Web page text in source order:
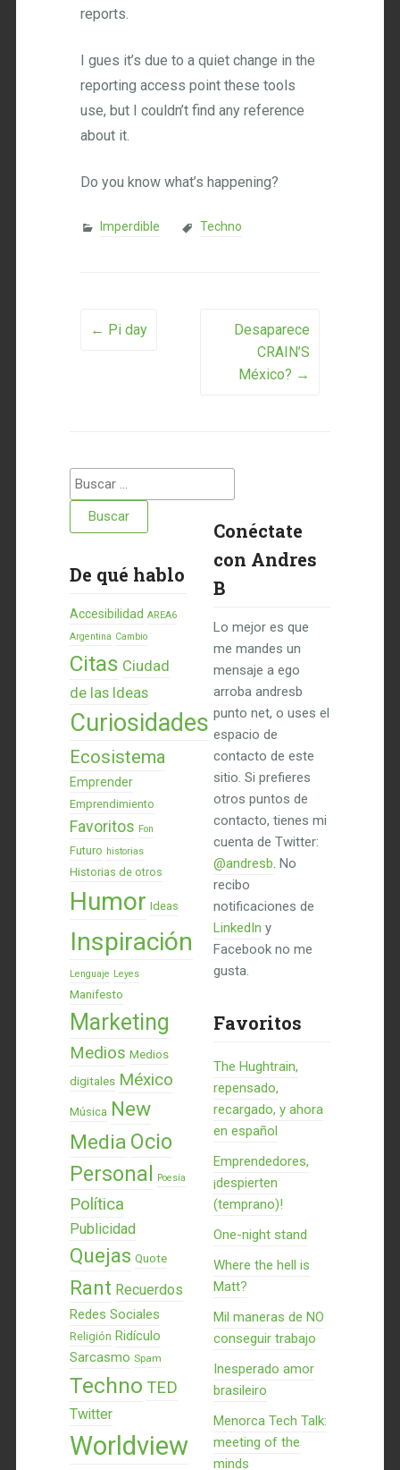
reports.
I gues it’s due to a quiet change in the
reporting access point these tools
use, but I couldn’t find any reference
about it.
Do you know what’s happening?
Imperdible Techno
Post navigation
← Pi day
Desaparece
CRAIN’S
México? →
Buscar:
De qué hablo
Accesibilidad AREA6
Argentina Cambio
Citas Ciudad
de las Ideas
Curiosidades
Ecosistema
Emprender
Emprendimiento
Favoritos Fon
Futuro historias
Historias de otros
Humor Ideas
Inspiración
Lenguaje Leyes
Manifesto
Marketing
Medios Medios
digitales México
Música New
Media Ocio
Personal Poesía
Política
Publicidad
Quejas Quote
Rant Recuerdos
Redes Sociales
Religión Ridículo
Sarcasmo Spam
Techno TED
Twitter
Worldview
Conéctate
con Andres
B
Lo mejor es que
me mandes un
mensaje a ego
arroba andresb
punto net, o uses el
espacio de
contacto de este
sitio. Si prefieres
otros puntos de
contacto, tienes mi
cuenta de Twitter:
@andresb. No
recibo
notificaciones de
LinkedIn y
Facebook no me
gusta.
Favoritos
The Hughtrain,
repensado,
recargado, y ahora
en español
Emprendedores,
¡despierten
(temprano)!
One-night stand
Where the hell is
Matt?
Mil maneras de NO
conseguir trabajo
Inesperado amor
brasileiro
Menorca Tech Talk:
meeting of the
minds